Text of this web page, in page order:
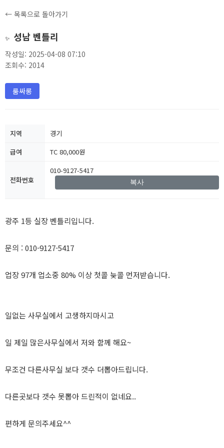
← 목록으로 돌아가기
✨ 성남 벤틀리
작성일: 2025-04-08 07:10
조회수: 2014
룸싸롱
지역
경기
급여
TC 80,000원
전화번호
010-9127-5417
복사
광주 1등 실장 벤틀리입니다.
문의 : 010-9127-5417
업장 97개 업소중 80% 이상 첫콜 늦콜 먼저받습니다.
일없는 사무실에서 고생하지마시고
일 제일 많은사무실에서 저와 함께 해요~
무조건 다른사무실 보다 갯수 더뽑아드립니다.
다른곳보다 갯수 못뽑아 드린적이 없네요..
편하게 문의주세요^^